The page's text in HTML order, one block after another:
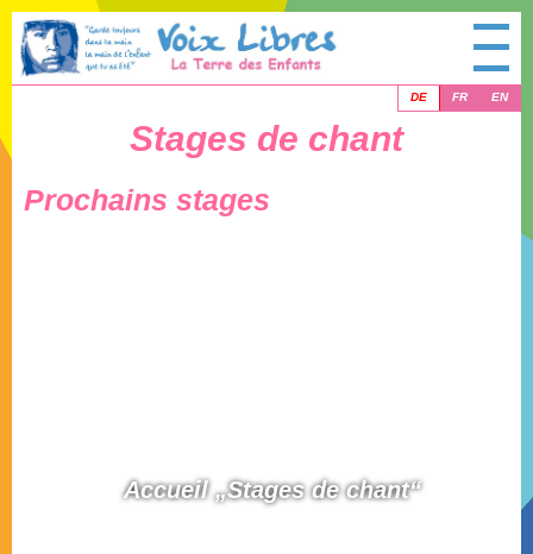
DE FR EN
Stages de chant
Prochains stages
Accueil „Stages de chant“